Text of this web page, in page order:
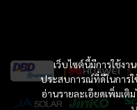
เว็บไซต์นี้มีการใช้ง
ประสบการณ์ที่ดีในการใ
อ่านรายละเอียดเพิ่มเติ